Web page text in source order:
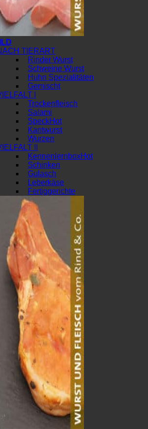
TIERART
Rinder Wurst
Schweine Wurst
Huhn Spezialitäten
Gemischt
I
Trockenfleisch
Salami
Speck
Kantwurst
Wurzen
II
Kennenlernbox
Schinken
Gulasch
Leberkäse
Fertiggerichte